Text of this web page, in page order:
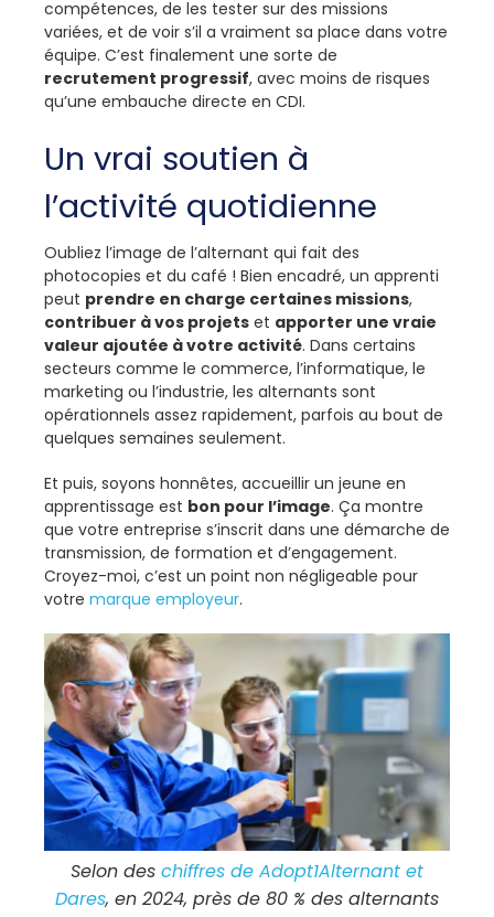
compétences, de les tester sur des missions
variées, et de voir s’il a vraiment sa place dans votre
équipe. C’est finalement une sorte de
recrutement progressif, avec moins de risques
qu’une embauche directe en CDI.
Un vrai soutien à
l’activité quotidienne
Oubliez l’image de l’alternant qui fait des
photocopies et du café ! Bien encadré, un apprenti
peut prendre en charge certaines missions,
contribuer à vos projets et apporter une vraie
valeur ajoutée à votre activité. Dans certains
secteurs comme le commerce, l’informatique, le
marketing ou l’industrie, les alternants sont
opérationnels assez rapidement, parfois au bout de
quelques semaines seulement.
Et puis, soyons honnêtes, accueillir un jeune en
apprentissage est bon pour l’image. Ça montre
que votre entreprise s’inscrit dans une démarche de
transmission, de formation et d’engagement.
Croyez-moi, c’est un point non négligeable pour
votre marque employeur.
Selon des chiffres de Adopt1Alternant et
Dares, en 2024, près de 80 % des alternants